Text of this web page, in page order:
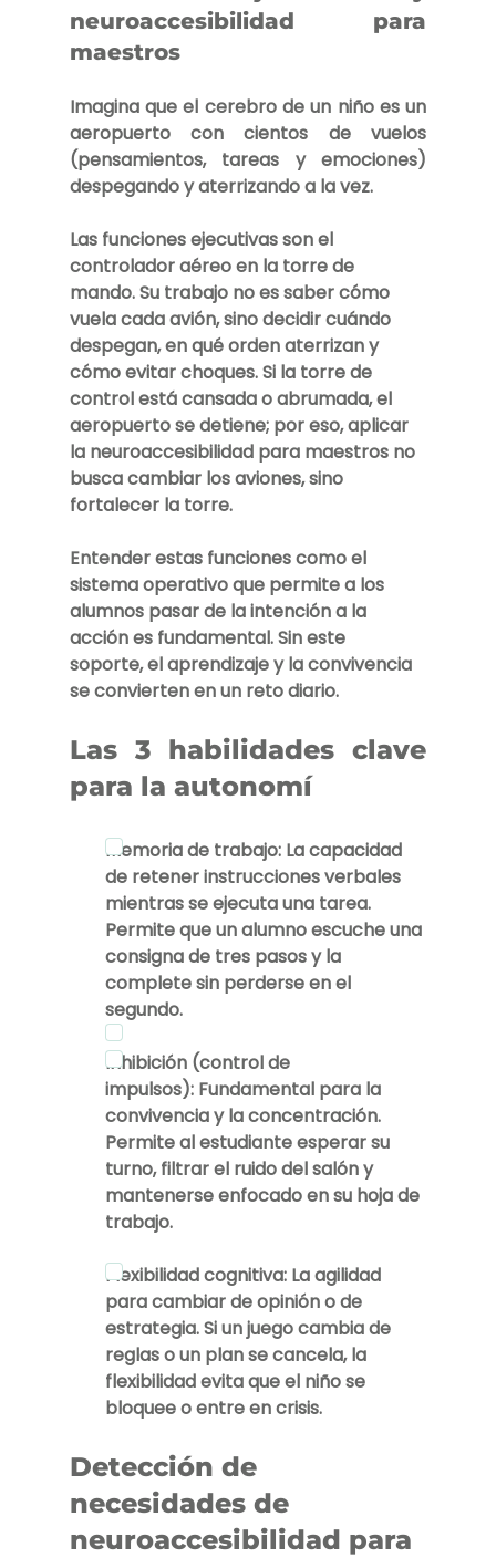
neuroaccesibilidad para
maestros
Imagina que el cerebro de un niño es un
aeropuerto con cientos de vuelos
(pensamientos, tareas y emociones)
despegando y aterrizando a la vez.
Las funciones ejecutivas son el
controlador aéreo en la torre de
mando. Su trabajo no es saber cómo
vuela cada avión, sino decidir cuándo
despegan, en qué orden aterrizan y
cómo evitar choques. Si la torre de
control está cansada o abrumada, el
aeropuerto se detiene; por eso, aplicar
la neuroaccesibilidad para maestros no
busca cambiar los aviones, sino
fortalecer la torre.
Entender estas funciones como el
sistema operativo que permite a los
alumnos pasar de la intención a la
acción es fundamental. Sin este
soporte, el aprendizaje y la convivencia
se convierten en un reto diario.
Las 3 habilidades clave
para la autonomí
Memoria de trabajo: La capacidad
de retener instrucciones verbales
mientras se ejecuta una tarea.
Permite que un alumno escuche una
consigna de tres pasos y la
complete sin perderse en el
segundo.
Inhibición (control de
impulsos): Fundamental para la
convivencia y la concentración.
Permite al estudiante esperar su
turno, filtrar el ruido del salón y
mantenerse enfocado en su hoja de
trabajo.
Flexibilidad cognitiva: La agilidad
para cambiar de opinión o de
estrategia. Si un juego cambia de
reglas o un plan se cancela, la
flexibilidad evita que el niño se
bloquee o entre en crisis.
Detección de
necesidades de
neuroaccesibilidad para